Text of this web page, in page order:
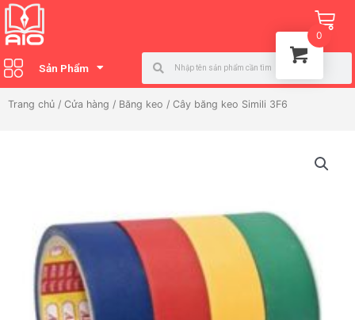
Nhảy
tới
nội
dung
Sản Phẩm
Search
Trang chủ / Cửa hàng / Băng keo / Cây băng keo Simili 3F6
0